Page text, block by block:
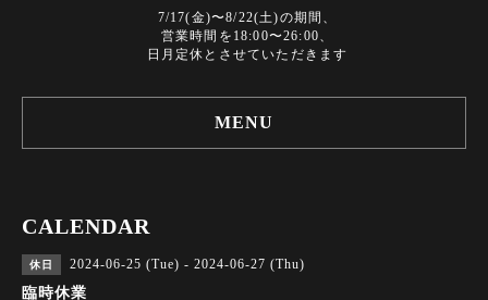
7/17(金)〜8/22(土)の期間、
営業時間を18:00〜26:00、
日月定休とさせていただきます
MENU
CALENDAR
休日 2024-06-25 (Tue) - 2024-06-27 (Thu)
臨時休業